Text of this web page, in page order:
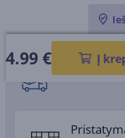
4.99€ Į
Pristatymo